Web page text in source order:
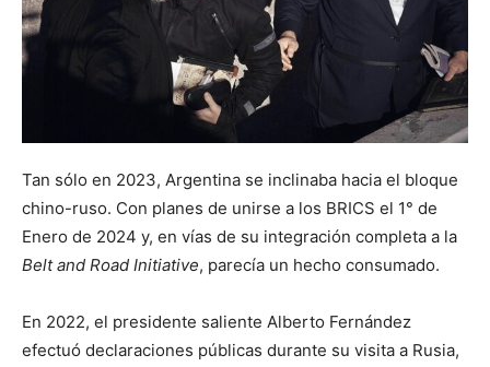
Tan sólo en 2023, Argentina se inclinaba hacia el bloque
chino-ruso. Con planes de unirse a los BRICS el 1° de
Enero de 2024 y, en vías de su integración completa a la
Belt and Road Initiative, parecía un hecho consumado.
En 2022, el presidente saliente Alberto Fernández
efectuó declaraciones públicas durante su visita a Rusia,